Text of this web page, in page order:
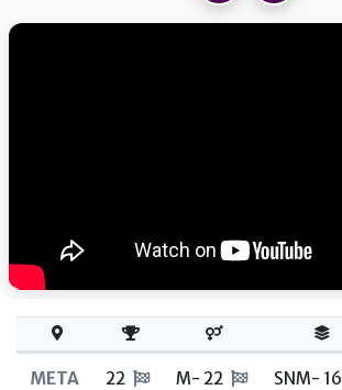
META 22 M- 22 SNM- 16